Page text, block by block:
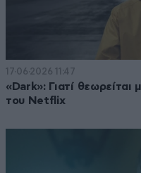
17·06·2026 11:47
«Dark»: Γιατί θεωρείται
του Netflix